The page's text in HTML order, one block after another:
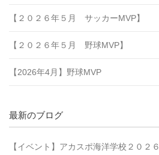
【２０２６年５月 サッカーMVP】
【２０２６年５月 野球MVP】
【2026年4月】野球MVP
最新のブログ
【イベント】アカスポ海洋学校２０２６